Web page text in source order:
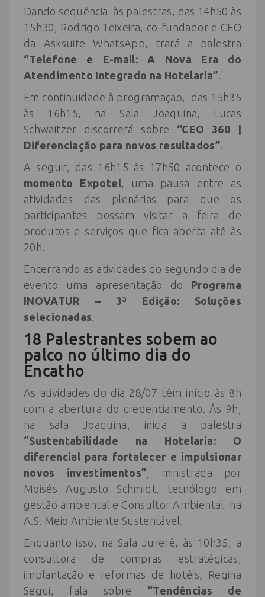
Dando sequência às palestras, das 14h50 às
15h30, Rodrigo Teixeira, co-fundador e CEO
da Asksuite WhatsApp, trará a palestra
“Telefone e E-mail: A Nova Era do
Atendimento Integrado na Hotelaria”.
Em continuidade à programação, das 15h35
às 16h15, na Sala Joaquina, Lucas
Schwaitzer discorrerá sobre “CEO 360 |
Diferenciação para novos resultados”.
A seguir, das 16h15 às 17h50 acontece o
momento Expotel, uma pausa entre as
atividades das plenárias para que os
participantes possam visitar a feira de
produtos e serviços que fica aberta até às
20h.
Encerrando as atividades do segundo dia de
evento uma apresentação do Programa
INOVATUR – 3ª Edição: Soluções
selecionadas.
18 Palestrantes sobem ao
palco no último dia do
Encatho
As atividades do dia 28/07 têm início às 8h
com a abertura do credenciamento. Ás 9h,
na sala Joaquina, inicia a palestra
“Sustentabilidade na Hotelaria: O
diferencial para fortalecer e impulsionar
novos investimentos”, ministrada por
Moisés Augusto Schmidt, tecnólogo em
gestão ambiental e Consultor Ambiental na
A.S. Meio Ambiente Sustentável.
Enquanto isso, na Sala Jurerê, às 10h35, a
consultora de compras estratégicas,
implantação e reformas de hotéis, Regina
Segui, fala sobre “Tendências de